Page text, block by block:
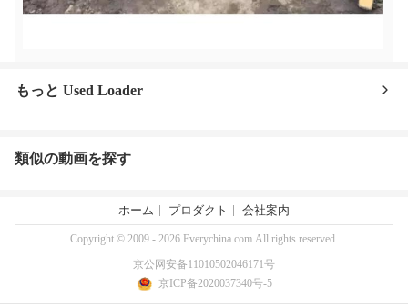
もっと Used Loader
類似の動画を探す
ホーム プロダクト 会社案内
Copyright © 2009 - 2026 Everychina.com.All rights reserved.
京公网安备11010502046171号
京ICP备2020037340号-5